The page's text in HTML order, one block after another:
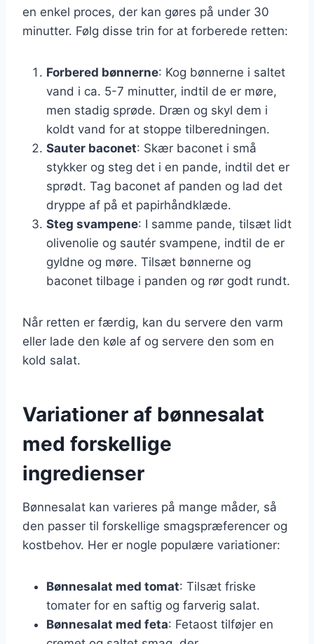
en enkel proces, der kan gøres på under 30
minutter. Følg disse trin for at forberede retten:
Forbered bønnerne: Kog bønnerne i saltet
vand i ca. 5-7 minutter, indtil de er møre,
men stadig sprøde. Dræn og skyl dem i
koldt vand for at stoppe tilberedningen.
Sauter baconet: Skær baconet i små
stykker og steg det i en pande, indtil det er
sprødt. Tag baconet af panden og lad det
dryppe af på et papirhåndklæde.
Steg svampene: I samme pande, tilsæt lidt
olivenolie og sautér svampene, indtil de er
gyldne og møre. Tilsæt bønnerne og
baconet tilbage i panden og rør godt rundt.
Når retten er færdig, kan du servere den varm
eller lade den køle af og servere den som en
kold salat.
Variationer af bønnesalat
med forskellige
ingredienser
Bønnesalat kan varieres på mange måder, så
den passer til forskellige smagspræferencer og
kostbehov. Her er nogle populære variationer:
Bønnesalat med tomat: Tilsæt friske
tomater for en saftig og farverig salat.
Bønnesalat med feta: Fetaost tilføjer en